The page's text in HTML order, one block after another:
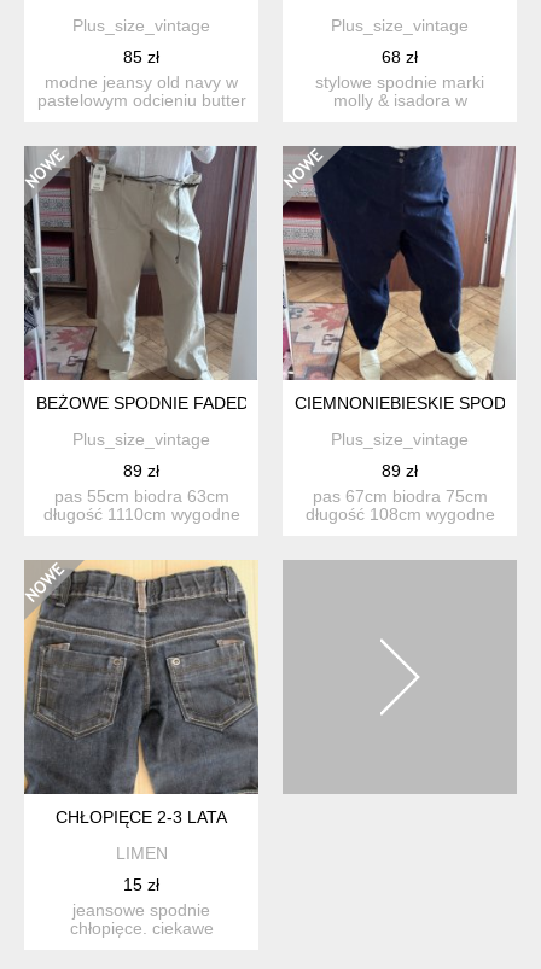
Plus_size_vintage
85 zł
modne jeansy old navy w
pastelowym odcieniu butter
Plus_size_vintage
68 zł
stylowe spodnie marki
molly & isadora w
BEŻOWE SPODNIE FADED GLORY STRETCH 24W PLUS SIZE
Plus_size_vintage
89 zł
pas 55cm biodra 63cm
długość 1110cm wygodne
CIEMNONIEBIESKIE
Plus_size_vintage
89 zł
pas 67cm biodra 75cm
długość 108cm wygodne
CHŁOPIĘCE 2-3 LATA
LIMEN
15 zł
jeansowe spodnie
chłopięce. ciekawe